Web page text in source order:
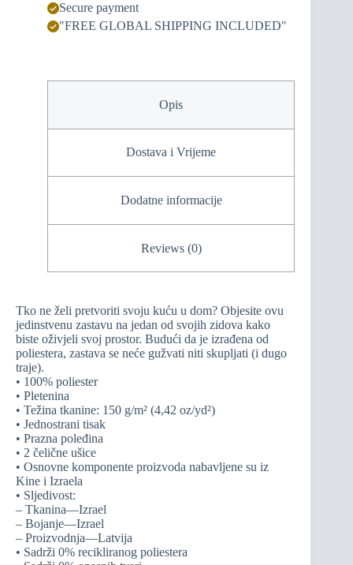
Secure payment
"FREE GLOBAL SHIPPING INCLUDED"
Opis
Dostava i Vrijeme
Dodatne informacije
Reviews (0)
Tko ne želi pretvoriti svoju kuću u dom? Objesite ovu
jedinstvenu zastavu na jedan od svojih zidova kako
biste oživjeli svoj prostor. Budući da je izrađena od
poliestera, zastava se neće gužvati niti skupljati (i dugo
traje).
• 100% poliester
• Pletenina
• Težina tkanine: 150 g/m² (4,42 oz/yd²)
• Jednostrani tisak
• Prazna poleđina
• 2 čelične ušice
• Osnovne komponente proizvoda nabavljene su iz
Kine i Izraela
• Sljedivost:
– Tkanina—Izrael
– Bojanje—Izrael
– Proizvodnja—Latvija
• Sadrži 0% recikliranog poliestera